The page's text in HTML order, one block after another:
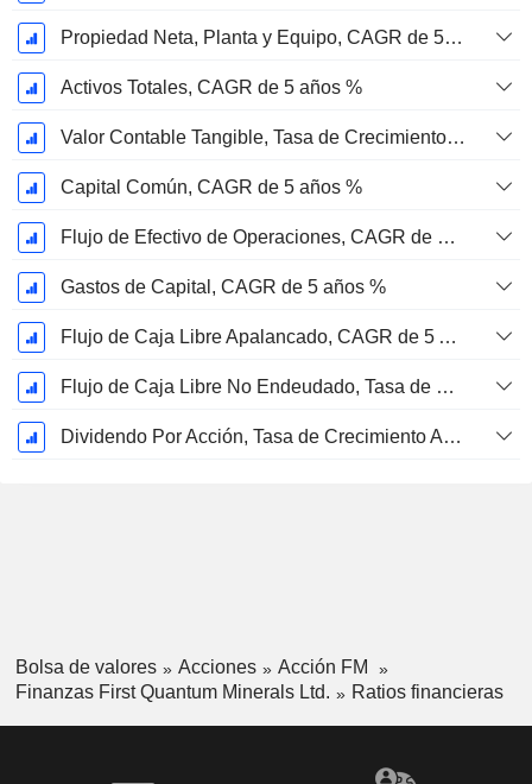
Propiedad Neta, Planta y Equipo, CAGR de 5 años %
Activos Totales, CAGR de 5 años %
Valor Contable Tangible, Tasa de Crecimiento Anual Compuesta de 5 Años %
Capital Común, CAGR de 5 años %
Flujo de Efectivo de Operaciones, CAGR de 5 Años %
Gastos de Capital, CAGR de 5 años %
Flujo de Caja Libre Apalancado, CAGR de 5 Años %
Flujo de Caja Libre No Endeudado, Tasa de Crecimiento Anual Compuesto de 5 Años %
Dividendo Por Acción, Tasa de Crecimiento Anual Compuesto de 5 Años %
Bolsa de valores Acciones
Acción FM
Finanzas First Quantum Minerals Ltd.
Ratios financieras